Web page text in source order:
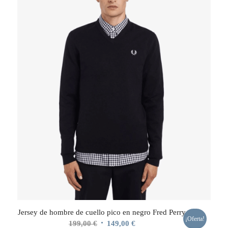
Jersey de hombre de cuello pico en negro Fred Perry
199,00€ El 149,00 €El
¡Oferta!